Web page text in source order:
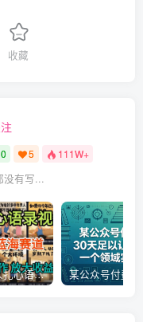
收藏
0 5 111W+
没有写...
AI制作老男人扎心语录，5分钟一条，操作简单，流量非常大，保姆级教程